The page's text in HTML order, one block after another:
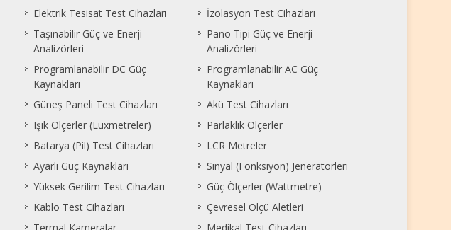
Elektrik Tesisat Test Cihazları
İzolasyon Test Cihazları
Taşınabilir Güç ve Enerji
Analizörleri
Pano Tipi Güç ve Enerji
Analizörleri
Programlanabilir DC Güç
Kaynakları
Programlanabilir AC Güç
Kaynakları
Güneş Paneli Test Cihazları
Akü Test Cihazları
Işık Ölçerler (Luxmetreler)
Parlaklık Ölçerler
Batarya (Pil) Test Cihazları
LCR Metreler
Ayarlı Güç Kaynakları
Sinyal (Fonksiyon) Jeneratörleri
Yüksek Gerilim Test Cihazları
Güç Ölçerler (Wattmetre)
Kablo Test Cihazları
Çevresel Ölçü Aletleri